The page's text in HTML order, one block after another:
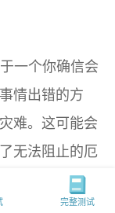
一个你确信会
情出错的方
难。这可能会
无法阻止的厄
的情况，你可
没有任何确凿
完整测试